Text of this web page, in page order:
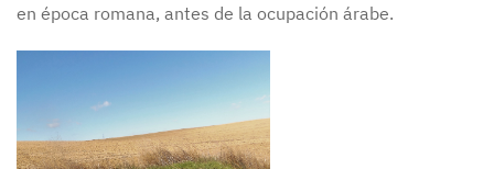
en época romana, antes de la ocupación árabe.